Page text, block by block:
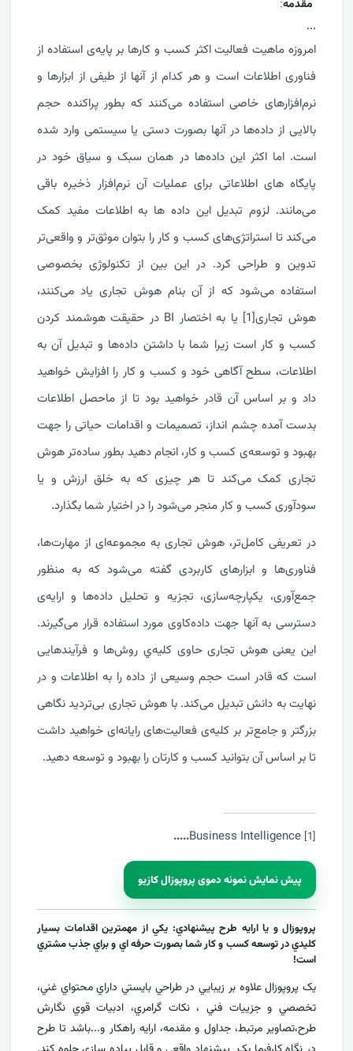
مقدمه:
...
امروزه ماهیت فعالیت اکثر کسب و کارها بر پایه‌ی استفاده از
فناوری اطلاعات است و هر کدام از آنها از طیفی از ابزارها و
نرم‌افزارهای خاصی استفاده می‌کنند که بطور پراکنده حجم
بالایی از داده‌ها در آنها بصورت دستی یا سیستمی وارد شده
است. اما اکثر این داده‌ها در همان سبک و سیاق خود در
پایگاه های اطلاعاتی برای عملیات آن نرم‌افزار ذخیره باقی
می‌مانند. لزوم تبدیل این داده ها به اطلاعات مفید کمک
می‌کند تا استراتژی‌های کسب و کار را بتوان موثق‌تر و واقعی‌تر
تدوین و طراحی کرد. در این بین از تکنولوژی بخصوصی
استفاده می‌شود که از آن بنام هوش تجاری یاد می‌کنند،
هوش تجاری[1] یا به اختصار BI در حقیقت هوشمند کردن
کسب و کار است زیرا شما با داشتن داده‌ها و تبدیل آن به
اطلاعات، سطح آگاهی خود و کسب و کار را افزایش خواهید
داد و بر اساس آن قادر خواهید بود تا از ماحصل اطلاعات
بدست آمده چشم انداز، تصمیمات و اقدامات حیاتی را جهت
بهبود و توسعه‌ی کسب و کار، انجام دهید بطور ساده‌تر هوش
تجاری کمک می‌کند تا هر چیزی که به خلق ارزش و یا
سودآوری کسب و کار منجر می‌شود را در اختیار شما بگذارد.
در تعریفی کامل‌تر، هوش تجاری به مجموعه‌ای از مهارت‌ها،
فناوری‌ها و ابزارهای کاربردی گفته می‌شود که به‌ منظور
جمع‌آوری، یکپارچه‌سازی، تجزیه ‌و‌ تحلیل داده‌ها و ارایه‌ی
دسترسی به آنها جهت داده‌کاوی مورد استفاده قرار می‌گیرند.
این یعنی هوش تجاری حاوی کلیه‌ي روش‌ها و فرآیندهایی
است که قادر است حجم وسیعی از داده را به اطلاعات و در
نهایت به دانش تبدیل می‌کند. با هوش تجاری بی‌تردید نگاهی
بزرگتر و جامع‌تر بر کلیه‌ی فعالیت‌های رایانه‌ای خواهید داشت
تا بر اساس آن بتوانید کسب و کارتان را بهبود و توسعه دهید.
[1]
Business Intelligence
.
....
پیش نمایش نمونه دموی پروپوزال کازیو
پروپوزال و يا ارايه طرح پيشنهادي: يکي از مهمترين اقدامات بسيار
کليدي در توسعه کسب و کار شما بصورت حرفه اي و براي جذب مشتري
است!
يک پروپوزال علاوه بر زيبايي در طراحي بايستي داراي محتواي غني،
تخصصي و جزييات فني ، نکات گرامري، ادبيات قوي نگارش
طرح،تصاوير مرتبط، جداول و مقدمه، ارایه راهکار و...باشد تا طرح